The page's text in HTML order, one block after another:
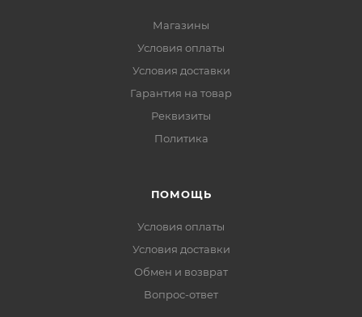
Магазины
Условия оплаты
Условия доставки
Гарантия на товар
Реквизиты
Политика
ПОМОЩЬ
Условия оплаты
Условия доставки
Обмен и возврат
Вопрос-ответ